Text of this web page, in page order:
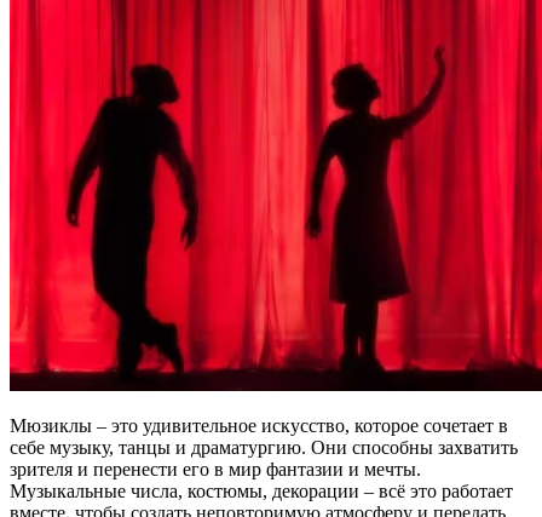
Мюзиклы – это удивительное искусство, которое сочетает в
себе музыку, танцы и драматургию. Они способны захватить
зрителя и перенести его в мир фантазии и мечты.
Музыкальные числа, костюмы, декорации – всё это работает
вместе, чтобы создать неповторимую атмосферу и передать